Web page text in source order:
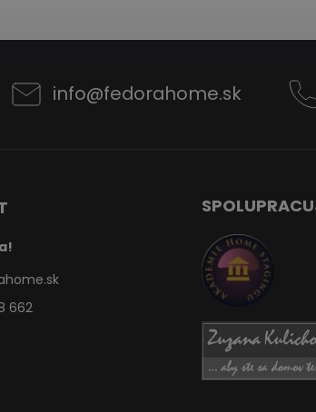
info@fedorahome.sk
662